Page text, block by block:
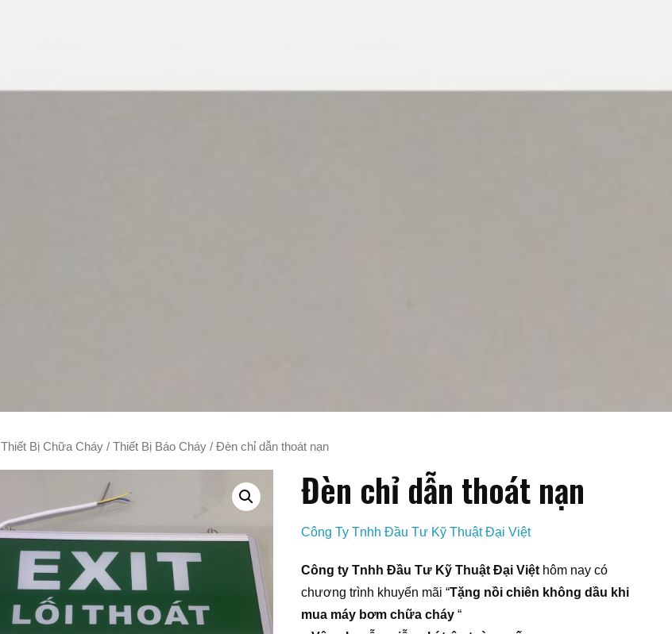
Thiết Bị Chữa Cháy / Thiết Bị Báo Cháy / Đèn chỉ dẫn thoát nạn
Đèn chỉ dẫn thoát nạn
Công Ty Tnhh Đầu Tư Kỹ Thuật Đại Việt
Công ty Tnhh Đầu Tư Kỹ Thuật Đại Việt hôm nay có
chương trình khuyến mãi “Tặng nồi chiên không dầu khi
mua máy bơm chữa cháy “